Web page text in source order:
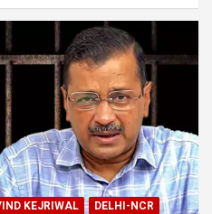
KEJRIWAL
DELHI-NCR